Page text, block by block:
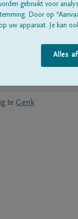
25/11/1938
te Genk
gebruikt voor
Door op
uw apparaat. Je kan
Alles